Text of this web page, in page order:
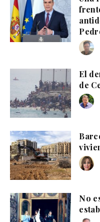
El
de
No